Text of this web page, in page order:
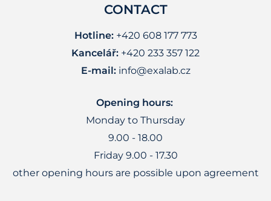
CONTACT
Hotline:+420 608 177 773
Kancelář: +420 233 357 122
E-mail: info@exalab.cz
Opening hours:
Monday to Thursday
9.00 - 18.00
Friday 9.00 - 17.30
other opening hours are possible upon agreement